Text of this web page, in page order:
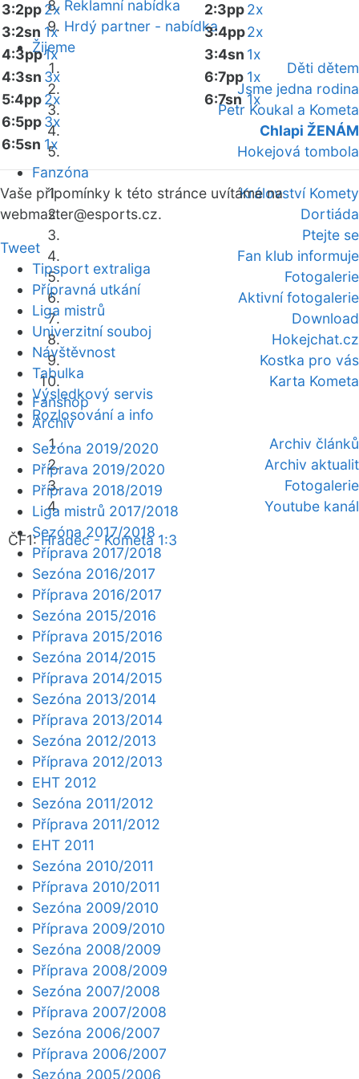
Reklamní nabídka
Hrdý partner - nabídka
Žijeme
Děti dětem
Jsme jedna rodina
Petr Koukal a Kometa
Chlapi ŽENÁM
Hokejová tombola
Fanzóna
Království Komety
Dortiáda
Ptejte se
Fan klub informuje
Fotogalerie
Aktivní fotogalerie
Download
Hokejchat.cz
Kostka pro vás
Karta Kometa
Fanshop
Archiv
Archiv článků
Archiv aktualit
Fotogalerie
Youtube kanál
ČF1:Hradec - Kometa 1:3
3:2pp2x
3:2sn 1x
4:3pp1x
4:3sn 3x
5:4pp2x
6:5pp3x
6:5sn 1x
2:3pp2x
3:4pp2x
3:4sn 1x
6:7pp 1x
6:7sn 1x
Vaše připomínky k této stránce uvítáme na
webmaster@esports.cz.
Tweet
Tipsport extraliga
Přípravná utkání
Liga mistrů
Univerzitní souboj
Návštěvnost
Tabulka
Výsledkový servis
Rozlosování a info
Sezóna 2019/2020
Příprava 2019/2020
Příprava 2018/2019
Liga mistrů 2017/2018
Sezóna 2017/2018
Příprava 2017/2018
Sezóna 2016/2017
Příprava 2016/2017
Sezóna 2015/2016
Příprava 2015/2016
Sezóna 2014/2015
Příprava 2014/2015
Sezóna 2013/2014
Příprava 2013/2014
Sezóna 2012/2013
Příprava 2012/2013
EHT 2012
Sezóna 2011/2012
Příprava 2011/2012
EHT 2011
Sezóna 2010/2011
Příprava 2010/2011
Sezóna 2009/2010
Příprava 2009/2010
Sezóna 2008/2009
Příprava 2008/2009
Sezóna 2007/2008
Příprava 2007/2008
Sezóna 2006/2007
Příprava 2006/2007
Sezóna 2005/2006